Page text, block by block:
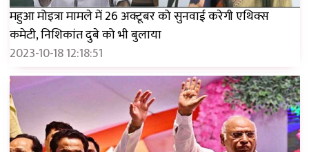
महुआ मोइत्रा मामले में 26 अक्टूबर को सुनवाई करेगी एथिक्स
कमेटी, निशिकांत दुबे को भी बुलाया
2023-10-18 12:18:51